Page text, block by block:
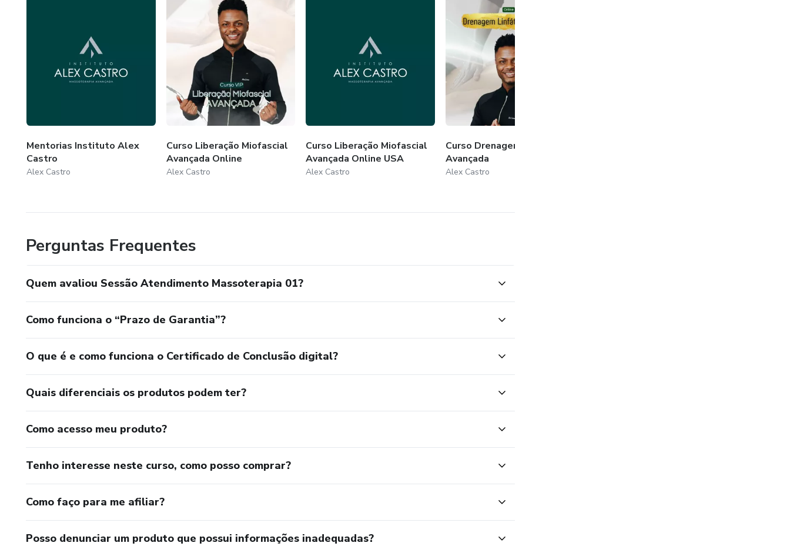
Mentorias Instituto Alex
Castro
Alex Castro
Curso Liberação Miofascial
Avançada Online
Alex Castro
Curso Liberação Miofascial
Avançada Online USA
Alex Castro
Curso Drenagem Linfática
Avançada
Alex Castro
Perguntas Frequentes
Quem avaliou Sessão Atendimento Massoterapia 01?
Como funciona o “Prazo de Garantia”?
O que é e como funciona o Certificado de Conclusão digital?
Quais diferenciais os produtos podem ter?
Como acesso meu produto?
Tenho interesse neste curso, como posso comprar?
Como faço para me afiliar?
Posso denunciar um produto que possui informações inadequadas?